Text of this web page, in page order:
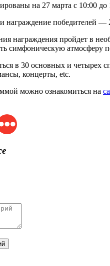
на 27 марта с 10:00
награждение победителей —
награждения пройдет в
симфоническую атмосферу
в 30 основных и четырех
концерты, etc.
можно ознакомиться на